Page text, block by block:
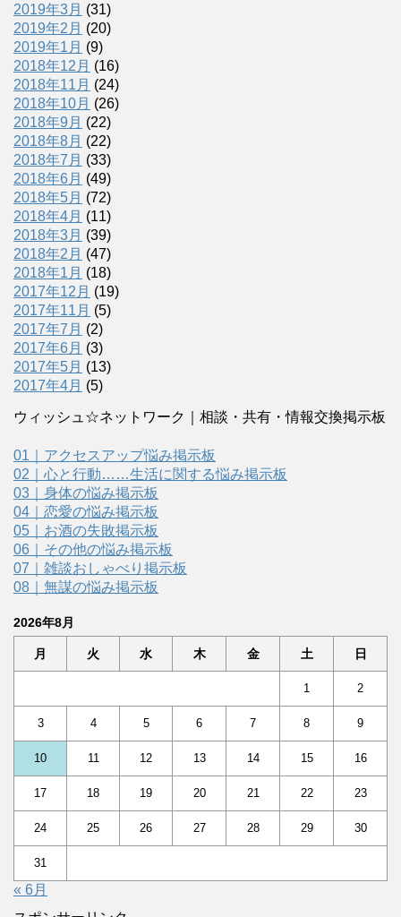
2019年3月 (31)
2019年2月 (20)
2019年1月 (9)
2018年12月 (16)
2018年11月 (24)
2018年10月 (26)
2018年9月 (22)
2018年8月 (22)
2018年7月 (33)
2018年6月 (49)
2018年5月 (72)
2018年4月 (11)
2018年3月 (39)
2018年2月 (47)
2018年1月 (18)
2017年12月 (19)
2017年11月 (5)
2017年7月 (2)
2017年6月 (3)
2017年5月 (13)
2017年4月 (5)
ウィッシュ☆ネットワーク｜相談・共有・情報交換掲示板
01｜アクセスアップ悩み掲示板
02｜心と行動……生活に関する悩み掲示板
03｜身体の悩み掲示板
04｜恋愛の悩み掲示板
05｜お酒の失敗掲示板
06｜その他の悩み掲示板
07｜雑談おしゃべり掲示板
08｜無謀の悩み掲示板
2026年8月
月 火 水 木 金 土 日
1 2
3 4 5 6 7 8 9
10 11 12 13 14 15 16
17 18 19 20 21 22 23
24 25 26 27 28 29 30
31
« 6月